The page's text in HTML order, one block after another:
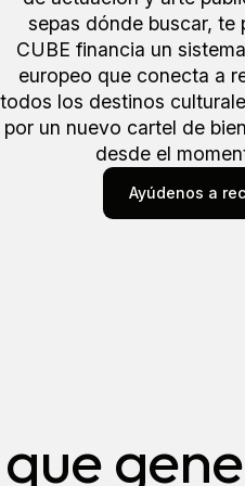
sepas dónde buscar, te
CUBE financia un
europeo que conecta a
todos los destinos
por un nuevo cartel de
desde el
Ayúdenos a